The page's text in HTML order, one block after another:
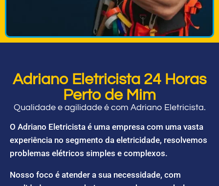
Adriano Eletricista 24 Horas
Perto de Mim
Qualidade e agilidade é com Adriano Eletricista.
O Adriano Eletricista é uma empresa com uma vasta
experiência no segmento da eletricidade, resolvemos
problemas elétricos simples e complexos.
Nosso foco é atender a sua necessidade, com